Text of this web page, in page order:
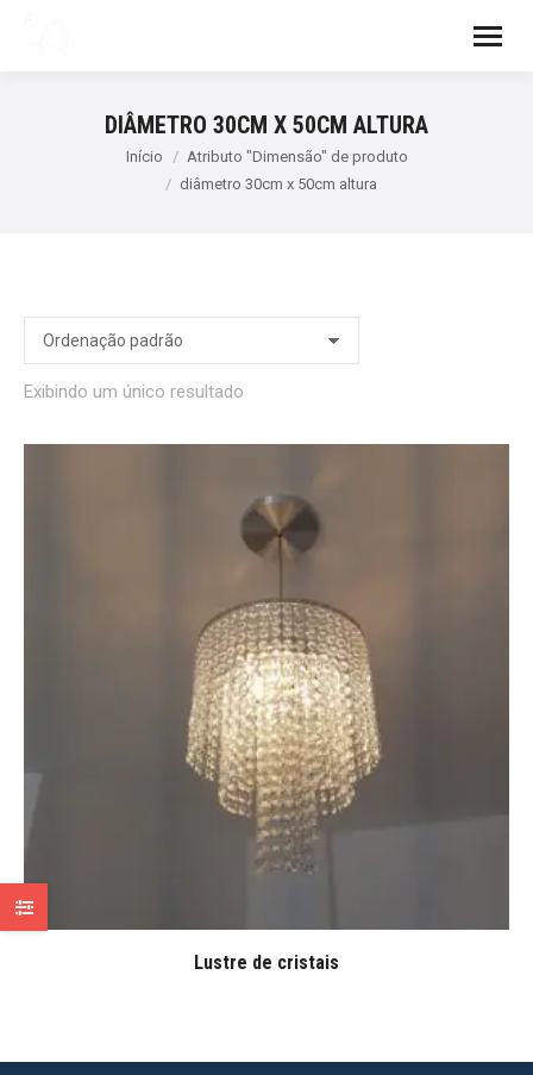
DIÂMETRO 30CM X 50CM ALTURA
Você está aqui:Início
Atributo "Dimensão" de produto
diâmetro 30cm x 50cm altura
Exibindo um único resultado
Lustre de cristais